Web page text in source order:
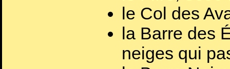
le Col des
la Barre des
neiges qui